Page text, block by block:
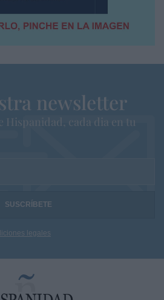
newsletter
Hispanidad, cada dia en tu
legales